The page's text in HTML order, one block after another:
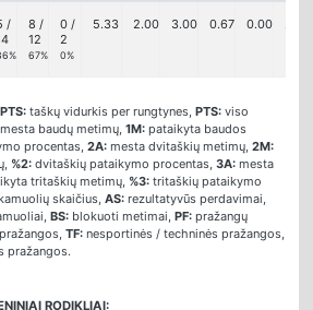
/
8 /
12
67%
0 /
2
0%
5.33 2.00 3.00 0.67 0.00 2.33
taškų vidurkis per rungtynes,PTS: viso
mesta baudų metimų,1M: pataikyta baudos
procentas,2A: mesta dvitaškių metimų,2M:
%2: dvitaškių pataikymo procentas,3A: mesta
tritaškių metimų, %3: tritaškių pataikymo
skaičius,AS: rezultatyvūs perdavimai,
BS: blokuoti metimai,PF: pražangų
TF: nesportinės / techninės pražangos,
pražangos.
RODIKLIAI: